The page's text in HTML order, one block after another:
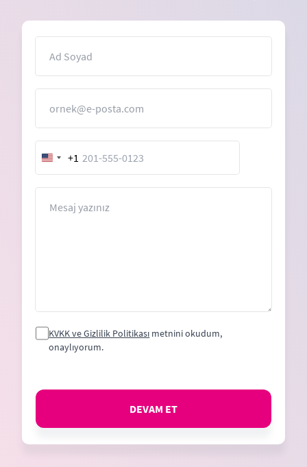
United
States
+1
KVKK ve Gizlilik Politikası metnini okudum,
onaylıyorum.
DEVAM ET